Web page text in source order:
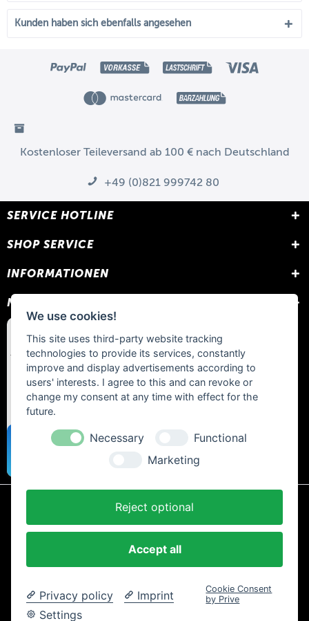
Kunden haben sich ebenfalls angesehen
Kostenloser Teileversand ab 100 € nach Deutschland
+49 (0)821 999742 80
SERVICE HOTLINE
SHOP SERVICE
INFORMATIONEN
NEWSLETTER
* Alle Preise inkl. gesetzl. Mehrwertsteuer zzgl.
Nachnahmegebühren, wenn nicht anders beschrieben.
AGB und Kundeninformationen
Widerrufsrecht
Zahlung und Versand
Copyright © 2024 Trailtoys Shop | offizieller Bikeshop mit der
We use cookies!
This site uses third-party website tracking
technologies to provide its services, constantly
improve and display advertisements according to
users' interests. I agree to this and can revoke or
change my consent at any time with effect for the
future.
Necessary
Functional
Marketing
Reject optional
Accept all
Privacy policy
Imprint
Settings
Cookie Consent
by Prive